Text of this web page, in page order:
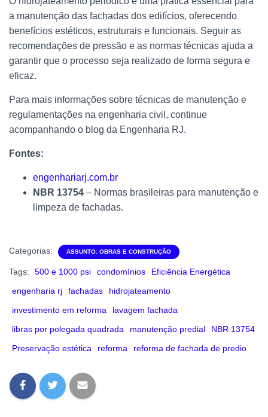
a manutenção das fachadas dos edifícios, oferecendo
benefícios estéticos, estruturais e funcionais. Seguir as
recomendações de pressão e as normas técnicas ajuda a
garantir que o processo seja realizado de forma segura e
eficaz.
Para mais informações sobre técnicas de manutenção e
regulamentações na engenharia civil, continue
acompanhando o blog da Engenharia RJ.
Fontes:
engenhariarj.com.br
NBR 13754 – Normas brasileiras para manutenção e
limpeza de fachadas.
Categorias: ASSUNTO: OBRAS E CONSTRUÇÃO
Tags: 500 e 1000 psi condomínios
Eficiência Energética
engenharia rj
fachadas
hidrojateamento
investimento em reforma
lavagem fachada
libras por polegada quadrada
manutenção predial
NBR 13754
Preservação estética
reforma reforma de fachada de predio